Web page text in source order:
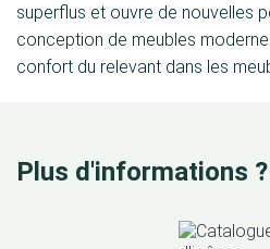
superflus et ouvre de nouvelles
conception de meubles
confort du relevant dans les
Plus d'informations